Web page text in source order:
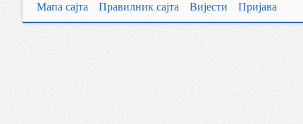
Мапа сајта Правилник сајта Вијести Пријава